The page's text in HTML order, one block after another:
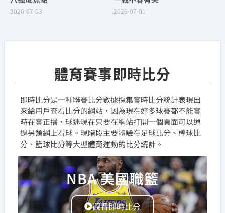
2026-07-03 2026-07-01
體育賽事即時比分
即時比分是一種聯賽比分數據採集實時比分統計表現出
來給用戶查看比分的網站，因為現在好多球賽都不能實
時在實正播，球迷現在只要在網站打開一個頁面可以通
過另類網上看球。現階段主要體驗在足球比分、棒球比
分、籃球比分等大型體育運動的比分統計。
NBA 美國職籃
觀看即時比分